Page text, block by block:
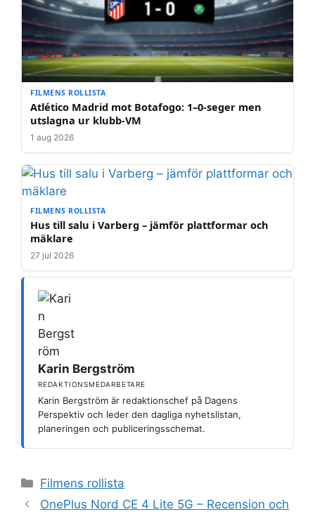
FILMENS ROLLISTA
Atlético Madrid mot Botafogo: 1–0-seger men
utslagna ur klubb-VM
1 aug 2026
FILMENS ROLLISTA
Hus till salu i Varberg – jämför plattformar och
mäklare
27 jul 2026
Karin Bergström
REDAKTIONSMEDARBETARE
Karin Bergström är redaktionschef på Dagens
Perspektiv och leder den dagliga nyhetslistan,
planeringen och publiceringsschemat.
Kategorier
Filmens rollista
OnePlus Nord CE 4 Lite 5G – Recension och